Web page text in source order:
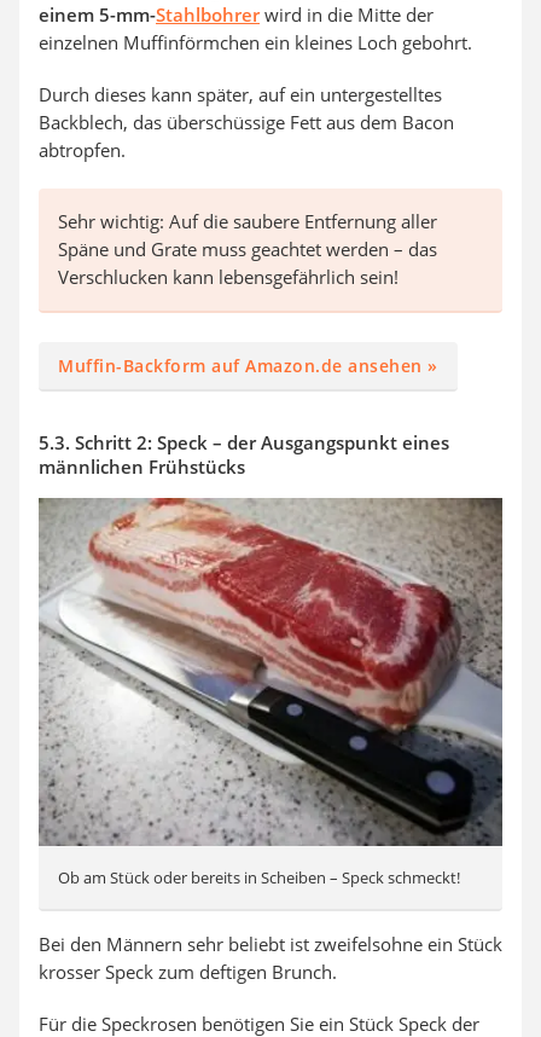
einem 5-mm-Stahlbohrerwird in die Mitte der
einzelnen Muffinförmchen ein kleines Loch gebohrt.
Durch dieses kann später, auf ein untergestelltes
Backblech, das überschüssige Fett aus dem Bacon
abtropfen.
Sehr wichtig: Auf die saubere Entfernung aller
Späne und Grate muss geachtet werden – das
Verschlucken kann lebensgefährlich sein!
Muffin-Backform auf Amazon.de ansehen »
5.3. Schritt 2: Speck – der Ausgangspunkt eines
männlichen Frühstücks
Ob am Stück oder bereits in Scheiben – Speck schmeckt!
Bei den Männern sehr beliebt ist zweifelsohne ein Stück
krosser Speck zum deftigen Brunch.
Für die Speckrosen benötigen Sie ein Stück Speck der